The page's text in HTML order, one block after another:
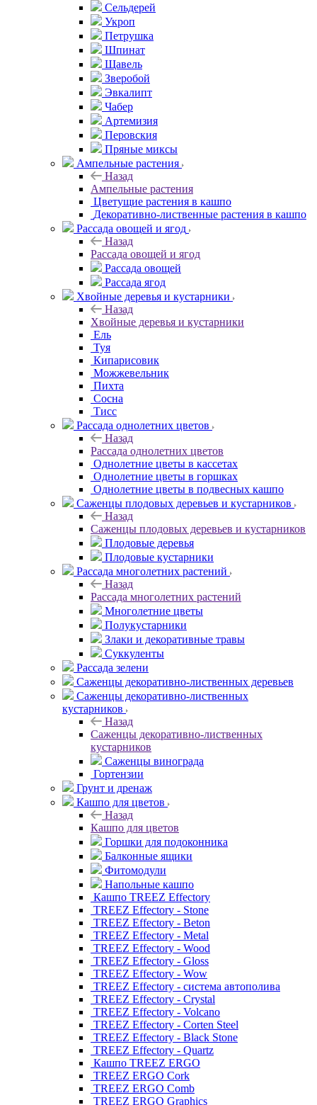
Сельдерей
Укроп
Петрушка
Шпинат
Щавель
Зверобой
Эвкалипт
Чабер
Артемизия
Перовския
Пряные миксы
Ампельные растения
Назад
Ампельные растения
Цветущие растения в кашпо
Декоративно-лиственные растения в кашпо
Рассада овощей и ягод
Назад
Рассада овощей и ягод
Рассада овощей
Рассада ягод
Хвойные деревья и кустарники
Назад
Хвойные деревья и кустарники
Ель
Туя
Кипарисовик
Можжевельник
Пихта
Сосна
Тисc
Рассада однолетних цветов
Назад
Рассада однолетних цветов
Однолетние цветы в кассетах
Однолетние цветы в горшках
Однолетние цветы в подвесных кашпо
Саженцы плодовых деревьев и кустарников
Назад
Саженцы плодовых деревьев и кустарников
Плодовые деревья
Плодовые кустарники
Рассада многолетних растений
Назад
Рассада многолетних растений
Многолетние цветы
Полукустарники
Злаки и декоративные травы
Суккуленты
Рассада зелени
Саженцы декоративно-лиственных деревьев
Саженцы декоративно-лиственных
кустарников
Назад
Саженцы декоративно-лиственных
кустарников
Саженцы винограда
Гортензии
Грунт и дренаж
Кашпо для цветов
Назад
Кашпо для цветов
Горшки для подоконника
Балконные ящики
Фитомодули
Напольные кашпо
Кашпо TREEZ Effectory
TREEZ Effectory - Stone
TREEZ Effectory - Beton
TREEZ Effectory - Metal
TREEZ Effectory - Wood
TREEZ Effectory - Gloss
TREEZ Effectory - Wow
TREEZ Effectory - система автополива
TREEZ Effectory - Crystal
TREEZ Effectory - Volcano
TREEZ Effectory - Corten Steel
TREEZ Effectory - Black Stone
TREEZ Effectory - Quartz
Кашпо TREEZ ERGO
TREEZ ERGO Cork
TREEZ ERGO Comb
TREEZ ERGO Graphics